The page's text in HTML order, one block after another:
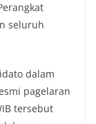
seluruh
dalam
pagelaran
tersebut